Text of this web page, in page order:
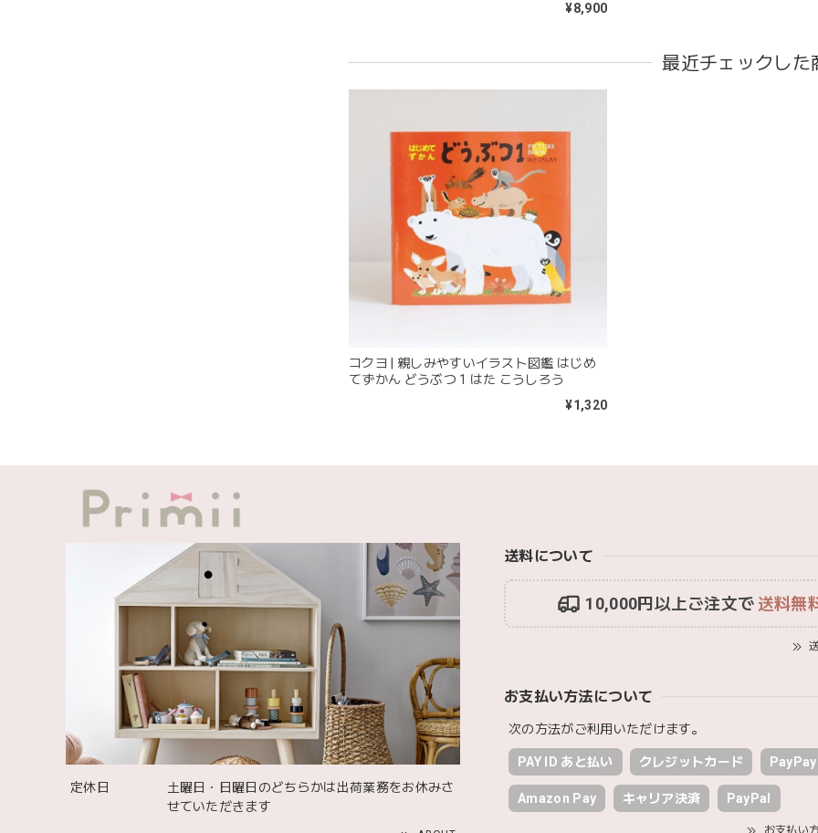
グレーを購入しました！手持ちのビブより少し小さい作りでしたがかわいい
blanco | blanket clip ブランケットクリップ Lサイズ 21cmｘ
きょうりゅう/K60-141
この度は迅速丁寧な対応をありがとうございました(^^) 梱包も素敵で嬉しいで
ST ストロベリー
2026/01/19
出産祝いで渡しました。友人がとても喜んでおりました！可愛いです！
MON AMI | プル グレーグース Sサイズ ガチョウ あひる ぬいぐ
2026/01/17
可愛いファーストトイが届きました！ ありがとうございました！
Happy Bag - 福袋 - Mサイズ
2026/01/14
¥8,900
最近チェックした
コクヨ | 親しみやすいイラスト図鑑 はじめ
てずかん どうぶつ 1 はた こうしろう
¥1,320
定休日
土曜日・日曜日のどちらかは出荷業務をお休みさ
せていただきます
送料について
10,000円以上ご注文で 送料無
お支払い方法について
次の方法がご利用いただけます。
PAY ID あと払い クレジットカード PayPay
Amazon Pay キャリア決済 PayPal
お支払い